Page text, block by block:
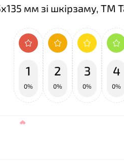
мм зі шкірзаму, ТМ
1
0%
2
0%
3
0%
4
0%